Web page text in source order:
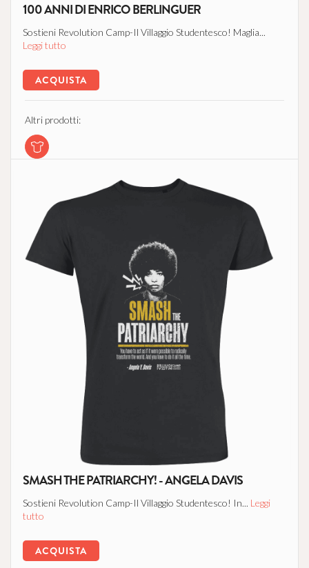
100 ANNI DI ENRICO BERLINGUER
Sostieni Revolution Camp-Il Villaggio Studentesco! Maglia...
Leggi tutto
ACQUISTA
Altri prodotti:
SMASH THE PATRIARCHY! - ANGELA DAVIS
Sostieni Revolution Camp-Il Villaggio Studentesco! In... Leggi
tutto
ACQUISTA